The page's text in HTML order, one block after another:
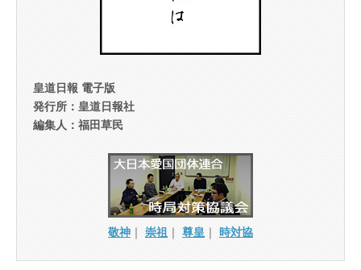
皇道日報 電子版
発行所：皇道日報社
編集人：福田草民
敬神 ｜ 崇祖 ｜ 尊皇 ｜ 時対協